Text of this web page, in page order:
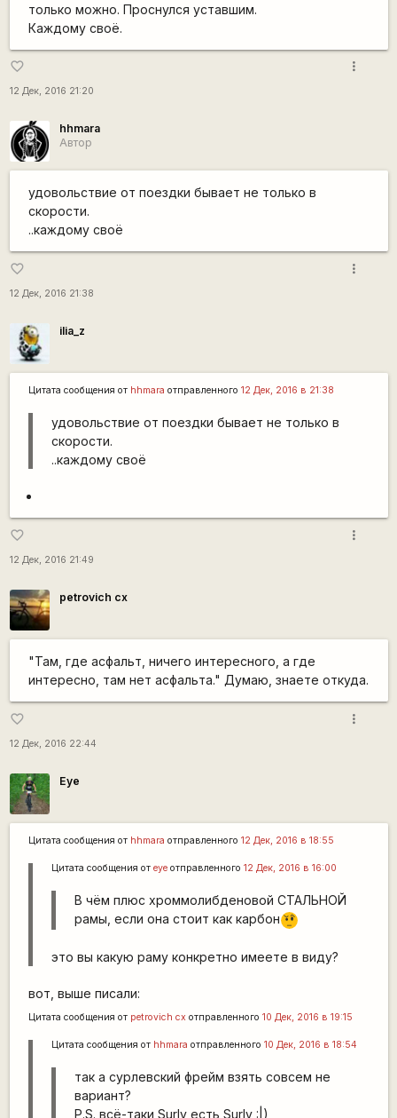
только можно. Проснулся уставшим.
Каждому своё.
favorite_border
12 Дек, 2016 21:20
more_vert
hhmara
Автор
удовольствие от поездки бывает не только в
скорости.
..каждому своё
favorite_border
12 Дек, 2016 21:38
more_vert
ilia_z
Цитата сообщения от hhmara отправленного 12 Дек, 2016 в 21:38
удовольствие от поездки бывает не только в
скорости.
..каждому своё
favorite_border
12 Дек, 2016 21:49
more_vert
petrovich cx
"Там, где асфальт, ничего интересного, а где
интересно, там нет асфальта." Думаю, знаете откуда.
favorite_border
12 Дек, 2016 22:44
more_vert
Eye
Цитата сообщения от hhmara отправленного 12 Дек, 2016 в 18:55
Цитата сообщения от eyeотправленного 12 Дек, 2016 в 16:00
В чём плюс хроммолибденовой СТАЛЬНОЙ
рамы, если она стоит как карбон???
это вы какую раму конкретно имеете в виду?
вот, выше писали:
Цитата сообщения от petrovich cx отправленного 10 Дек, 2016 в 19:15
Цитата сообщения от hhmara отправленного 10 Дек, 2016 в 18:54
так а сурлевский фрейм взять совсем не
вариант?
P.S. всё-таки Surly есть Surly :|)